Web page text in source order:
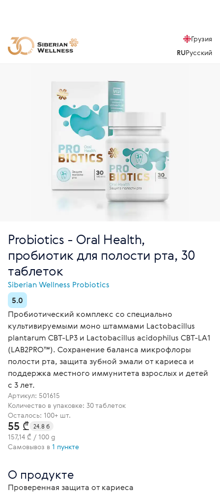
Грузия
RUРусский
Probiotics - Oral Health,
пробиотик для полости рта, 30
таблеток
Siberian Wellness Probiotics
5.0
Пробиотический комплекс со специально
культивируемыми моно штаммами Lactobacillus
plantarum CBT-LP3 и Lactobacillus acidophilus CBT-LA1
(LAB2PRO™). Сохранение баланса микрофлоры
полости рта, защита зубной эмали от кариеса и
поддержка местного иммунитета взрослых и детей
с 3 лет.
Артикул: 501615
Количество в упаковке: 30 таблеток
Осталось: 100+ шт.
55 ₾ 24.8 б
157,14 ₾ / 100 g
Самовывоз в 1 пункте
О продукте
Проверенная защита от кариеса